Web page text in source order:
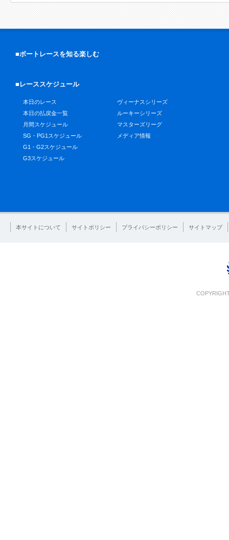
■ボートレースを知る楽しむ
■レーススケジュール
本日のレース
本日の払戻金一覧
月間スケジュール
SG・PG1スケジュール
G1・G2スケジュール
G3スケジュール
ヴィーナスシリーズ
ルーキーシリーズ
マスターズリーグ
メディア情報
本サイトについて サイトポリシー プライバシーポリシー サイトマップ